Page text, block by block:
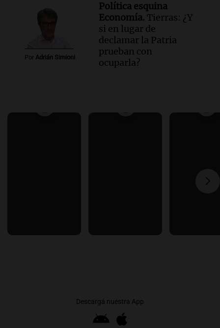
Por Adrián Simioni
Política esquina
Economía. Tierras: ¿Y
si en lugar de
declamar la Patria
prueban con
ocuparla?
Descargá nuestra App